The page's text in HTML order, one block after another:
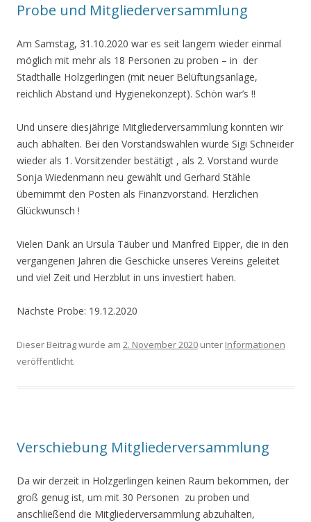
Probe und Mitgliederversammlung
Am Samstag, 31.10.2020 war es seit langem wieder einmal
möglich mit mehr als 18 Personen zu proben – in der
Stadthalle Holzgerlingen (mit neuer Belüftungsanlage,
reichlich Abstand und Hygienekonzept). Schön war’s !!
Und unsere diesjährige Mitgliederversammlung konnten wir
auch abhalten. Bei den Vorstandswahlen wurde Sigi Schneider
wieder als 1. Vorsitzender bestätigt , als 2. Vorstand wurde
Sonja Wiedenmann neu gewählt und Gerhard Stähle
übernimmt den Posten als Finanzvorstand. Herzlichen
Glückwunsch !
Vielen Dank an Ursula Täuber und Manfred Eipper, die in den
vergangenen Jahren die Geschicke unseres Vereins geleitet
und viel Zeit und Herzblut in uns investiert haben.
Nächste Probe: 19.12.2020
Dieser Beitrag wurde am 2. November 2020 unter Informationen
veröffentlicht.
Verschiebung Mitgliederversammlung
Da wir derzeit in Holzgerlingen keinen Raum bekommen, der
groß genug ist, um mit 30 Personen zu proben und
anschließend die Mitgliederversammlung abzuhalten,